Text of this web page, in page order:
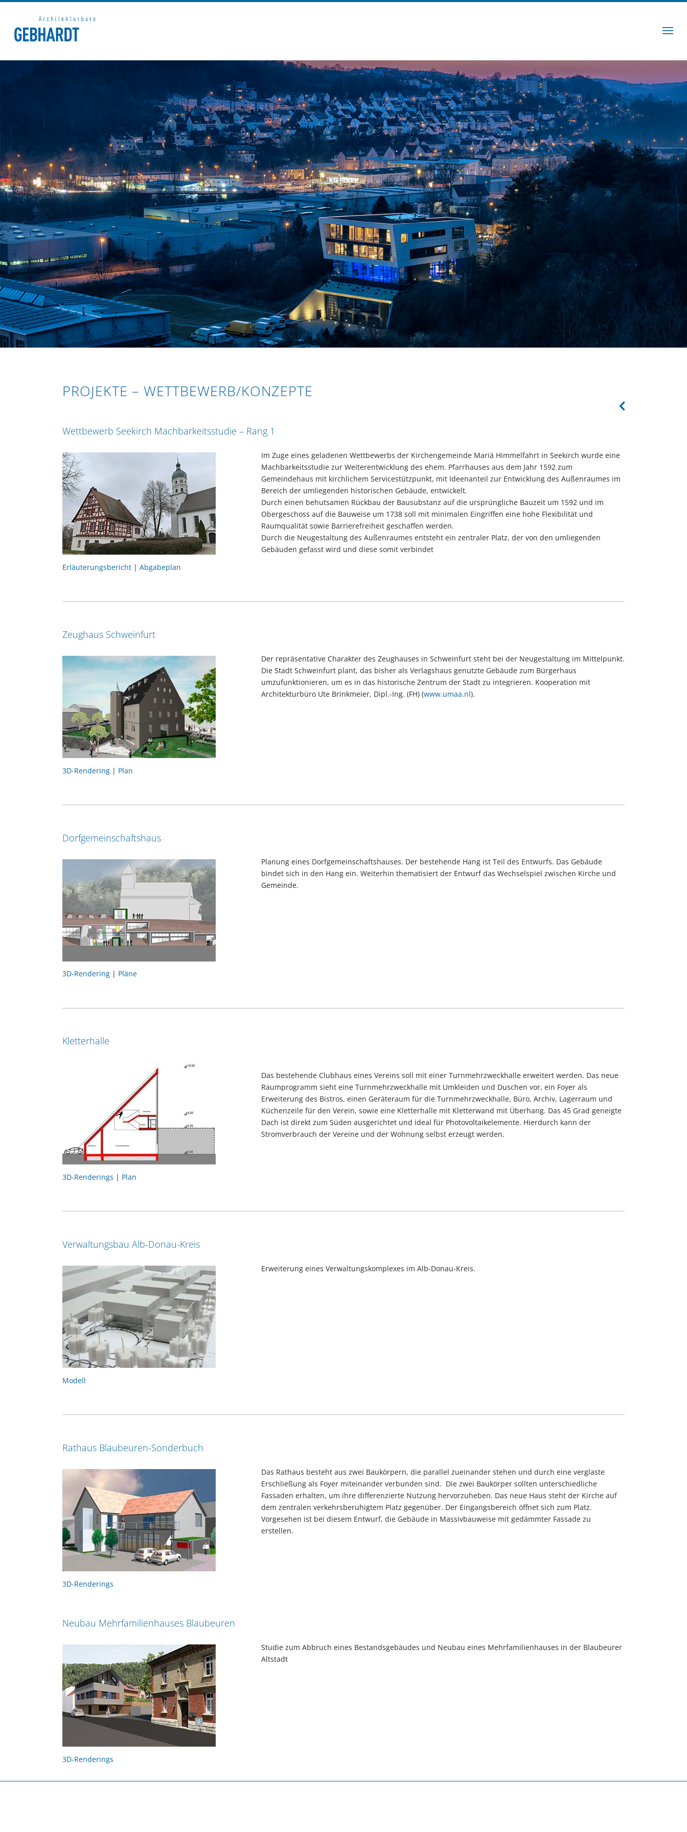
PROJEKTE – WETTBEWERB/KONZEPTE
Wettbewerb Seekirch Machbarkeitsstudie – Rang 1
Erläuterungsbericht | Abgabeplan
Im Zuge eines geladenen Wettbewerbs der Kirchengemeinde Mariä Himmelfahrt in Seekirch wurde eine
Machbarkeitsstudie zur Weiterentwicklung des ehem. Pfarrhauses aus dem Jahr 1592 zum
Gemeindehaus mit kirchlichem Servicestützpunkt, mit Ideenanteil zur Entwicklung des Außenraumes im
Bereich der umliegenden historischen Gebäude, entwickelt.
Durch einen behutsamen Rückbau der Bausubstanz auf die ursprüngliche Bauzeit um 1592 und im
Obergeschoss auf die Bauweise um 1738 soll mit minimalen Eingriffen eine hohe Flexibilität und
Raumqualität sowie Barrierefreiheit geschaffen werden.
Durch die Neugestaltung des Außenraumes entsteht ein zentraler Platz, der von den umliegenden
Gebäuden gefasst wird und diese somit verbindet
Zeughaus Schweinfurt
3D-Rendering | Plan
Der repräsentative Charakter des Zeughauses in Schweinfurt steht bei der Neugestaltung im Mittelpunkt.
Die Stadt Schweinfurt plant, das bisher als Verlagshaus genutzte Gebäude zum Bürgerhaus
umzufunktionieren, um es in das historische Zentrum der Stadt zu integrieren. Kooperation mit
Architekturbüro Ute Brinkmeier, Dipl.-Ing. (FH) (www.umaa.nl).
Dorfgemeinschaftshaus
3D-Rendering | Pläne
Planung eines Dorfgemeinschaftshauses. Der bestehende Hang ist Teil des Entwurfs. Das Gebäude
bindet sich in den Hang ein. Weiterhin thematisiert der Entwurf das Wechselspiel zwischen Kirche und
Gemeinde.
Kletterhalle
3D-Renderings | Plan
Das bestehende Clubhaus eines Vereins soll mit einer Turnmehrzweckhalle erweitert werden. Das neue
Raumprogramm sieht eine Turnmehrzweckhalle mit Umkleiden und Duschen vor, ein Foyer als
Erweiterung des Bistros, einen Geräteraum für die Turnmehrzweckhalle, Büro, Archiv, Lagerraum und
Küchenzeile für den Verein, sowie eine Kletterhalle mit Kletterwand mit Überhang. Das 45 Grad geneigte
Dach ist direkt zum Süden ausgerichtet und ideal für Photovoltaikelemente. Hierdurch kann der
Stromverbrauch der Vereine und der Wohnung selbst erzeugt werden.
Verwaltungsbau Alb-Donau-Kreis
Modell
Erweiterung eines Verwaltungskomplexes im Alb-Donau-Kreis.
Rathaus Blaubeuren-Sonderbuch
3D-Renderings
Das Rathaus besteht aus zwei Baukörpern, die parallel zueinander stehen und durch eine verglaste
Erschließung als Foyer miteinander verbunden sind. Die zwei Baukörper sollten unterschiedliche
Fassaden erhalten, um ihre differenzierte Nutzung hervorzuheben. Das neue Haus steht der Kirche auf
dem zentralen verkehrsberuhigtem Platz gegenüber. Der Eingangsbereich öffnet sich zum Platz.
Vorgesehen ist bei diesem Entwurf, die Gebäude in Massivbauweise mit gedämmter Fassade zu
erstellen.
Neubau Mehrfamilienhauses Blaubeuren
3D-Renderings
Studie zum Abbruch eines Bestandsgebäudes und Neubau eines Mehrfamilienhauses in der Blaubeurer
Altstadt